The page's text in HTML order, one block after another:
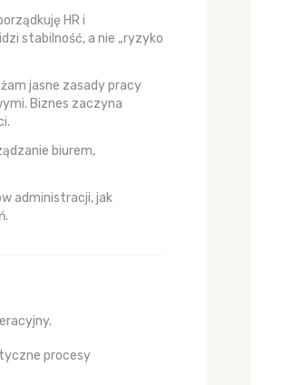
HR i
stabilność, a nie „ryzyko
jasne zasady pracy
Biznes zaczyna
biurem,
administracji, jak
procesy